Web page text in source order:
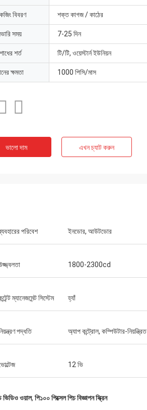
বিবরণ শক্ত কাগজ / কাঠের
সময় 7-25 দিন
শর্ত টি/টি, ওয়েস্টার্ন ইউনিয়ন
ক্ষমতা 1000 পিসি/মাস
ভালো দাম এখন চ্যাট করুন
পরিবেশ ইনডোর, আউটডোর
1800-2300cd
ম্যানেজমেন্ট সিস্টেম হ্যাঁ
পদ্ধতি অ্যাপ কন্ট্রোল, কম্পিউটার-নিয়ন্ত্রিত
12 ভি
ওয়াল, পি১০০ পিক্সেল পিচ বিজ্ঞাপন স্ক্রিন